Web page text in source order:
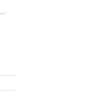
HD KREM ALLIK/GOLGE AYDINLATMA PALETİ